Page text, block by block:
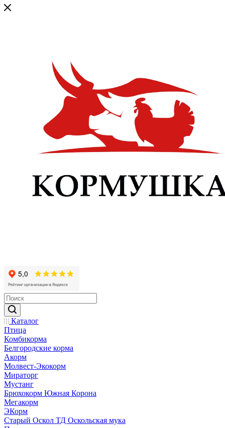
Каталог
Птица
Комбикорма
Белгородские корма
Акорм
Молвест-Экокорм
Мираторг
Мустанг
Брюхокорм Южная Корона
Мегакорм
ЭКорм
Старый Оскол ТД Оскольская мука